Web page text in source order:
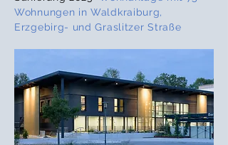
Wohnungen in Waldkraiburg,
Erzgebirg- und Graslitzer Straße